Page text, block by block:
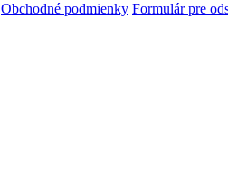
Obchodné podmienky Formulár pre